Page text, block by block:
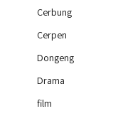
Cerbung
Cerpen
Dongeng
Drama
film